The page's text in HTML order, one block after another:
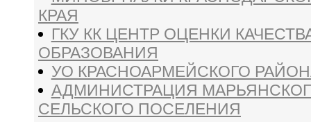
КРАЯ
ГКУ КК ЦЕНТР ОЦЕНКИ
ОБРАЗОВАНИЯ
УО КРАСНОАРМЕЙСКОГО
АДМИНИСТРАЦИЯ
СЕЛЬСКОГО ПОСЕЛЕНИЯ